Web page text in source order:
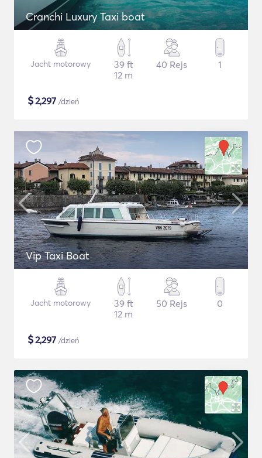
Cranchi Luxury Taxi boat
Jacht motorowy
39 ft
12 m
40 Rejs 1
$2,297 /dzień
Vip Taxi Boat
Jacht motorowy
39 ft
12 m
50 Rejs 0
$2,297 /dzień